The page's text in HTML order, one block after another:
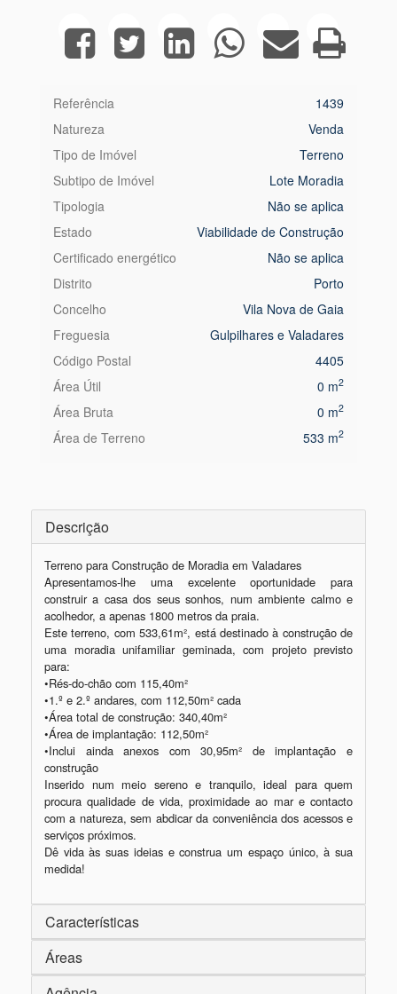
Referência
1439
Natureza
Venda
Tipo de Imóvel
Terreno
Subtipo de Imóvel
Lote Moradia
Tipologia
Não se aplica
Estado
Viabilidade de Construção
Certificado energético
Não se aplica
Distrito
Porto
Concelho
Vila Nova de Gaia
Freguesia
Gulpilhares e Valadares
Código Postal
4405
Área Útil
0 m2
Área Bruta 0 m2
Área de Terreno 533 m2
Descrição
Terreno para Construção de Moradia em Valadares
Apresentamos-lhe uma excelente oportunidade para
construir a casa dos seus sonhos, num ambiente calmo e
acolhedor, a apenas 1800 metros da praia.
Este terreno, com 533,61m², está destinado à construção de
uma moradia unifamiliar geminada, com projeto previsto
para:
•Rés-do-chão com 115,40m²
•1.º e 2.º andares, com 112,50m² cada
•Área total de construção: 340,40m²
•Área de implantação: 112,50m²
•Inclui ainda anexos com 30,95m² de implantação e
construção
Inserido num meio sereno e tranquilo, ideal para quem
procura qualidade de vida, proximidade ao mar e contacto
com a natureza, sem abdicar da conveniência dos acessos e
serviços próximos.
Dê vida às suas ideias e construa um espaço único, à sua
Características
Áreas